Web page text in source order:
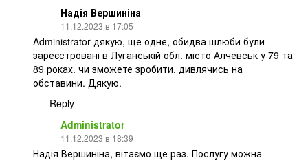
Надія Вершиніна
11.12.2023 в 17:05
Administrator дякую, ще одне, обидва шлюби були
зареєстровані в Луганській обл. місто Алчевськ у 79 та
89 роках. чи зможете зробити, дивлячись на
обставини. Дякую.
Reply
Administrator
11.12.2023 в 18:39
Надія Вершиніна, вітаємо ще раз. Послугу можна